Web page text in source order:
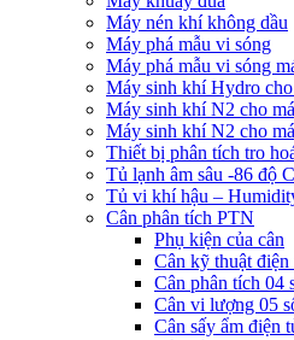
Máy nén khí không dầu
Máy phá mẫu vi sóng
Máy phá mẫu vi sóng
Máy sinh khí Hydro
Máy sinh khí N2 cho
Máy sinh khí N2 cho
Thiết bị phân tích tro
Tủ lạnh âm sâu -86 độ C
Tủ vi khí hậu –
Cân phân tích PTN
Phụ kiện của cân
Cân kỹ thuật điện
Cân phân tích 04
Cân vi lượng 05
Cân sấy ẩm điện